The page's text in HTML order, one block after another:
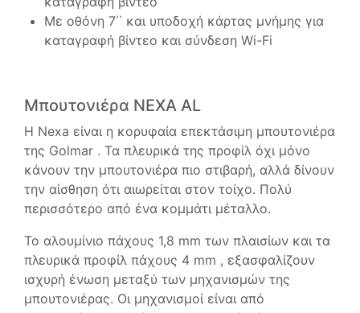
Με οθόνη 7΄΄ και υποδοχή κάρτας μνήμης για
καταγραφή βίντεο και σύνδεση Wi-Fi
Μπουτονιέρα NEXA AL
Η Nexa είναι η κορυφαία επεκτάσιμη μπουτονιέρα
της Golmar . Τα πλευρικά της προφίλ όχι μόνο
κάνουν την μπουτονιέρα πιο στιβαρή, αλλά δίνουν
την αίσθηση ότι αιωρείται στον τοίχο. Πολύ
περισσότερο από ένα κομμάτι μέταλλο.
Το αλουμίνιο πάχους 1,8 mm των πλαισίων και τα
πλευρικά προφίλ πάχους 4 mm , εξασφαλίζουν
ισχυρή ένωση μεταξύ των μηχανισμών της
μπουτονιέρας. Οι μηχανισμοί είναι από